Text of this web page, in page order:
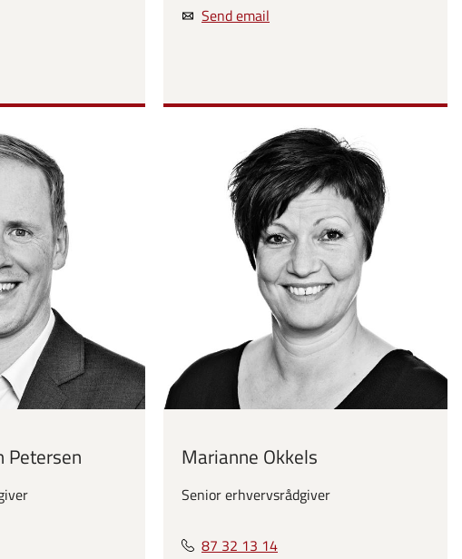
Send email
Petersen Marianne Okkels
Senior erhvervsrådgiver
87 32 13 14